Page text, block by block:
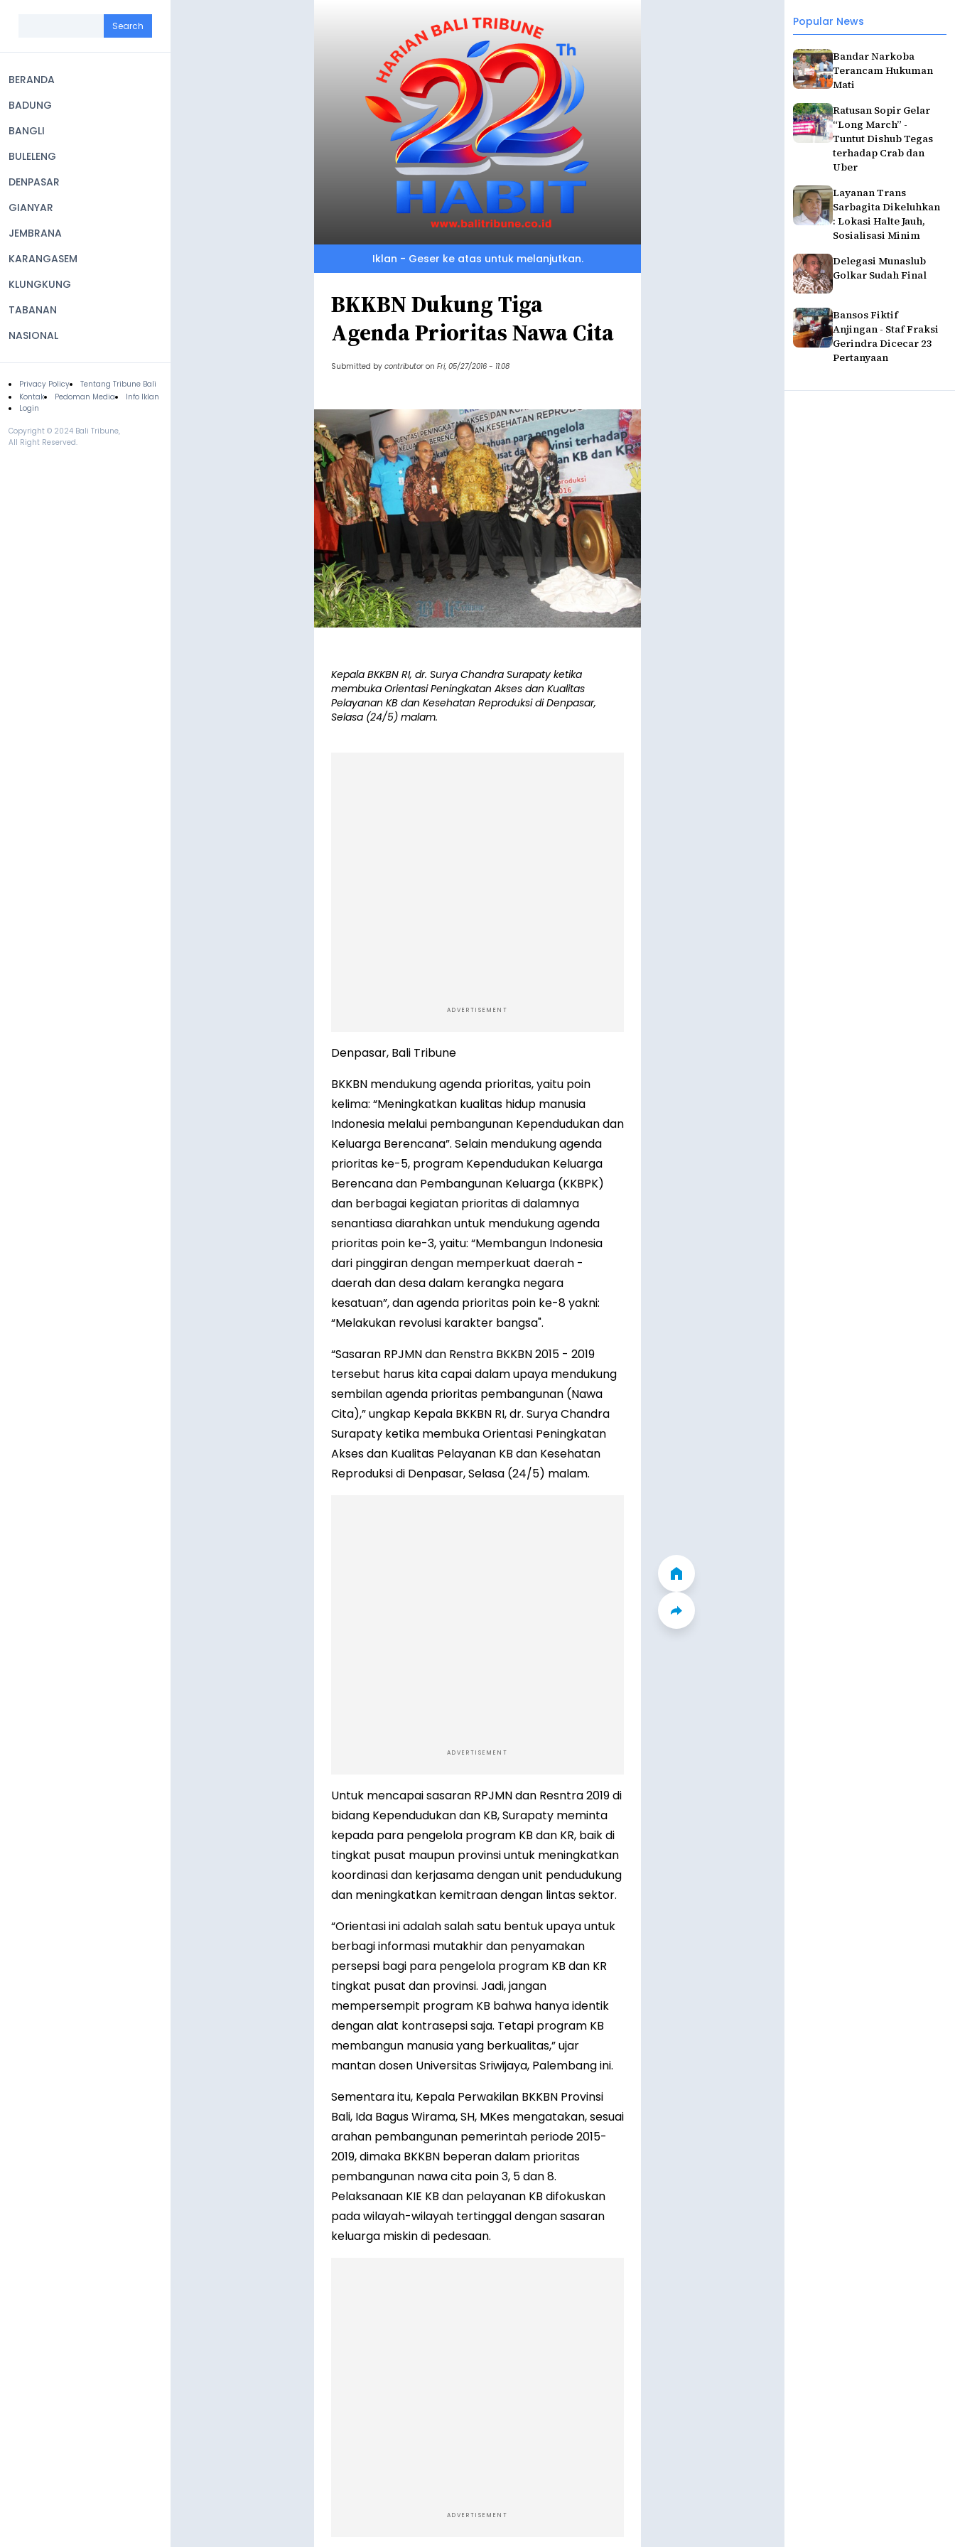
navigation
BERANDA
BADUNG
BANGLI
BULELENG
DENPASAR
GIANYAR
JEMBRANA
KARANGASEM
KLUNGKUNG
TABANAN
NASIONAL
Footer
Privacy Policy
Tentang Tribune Bali
Kontak
Pedoman Media
Info Iklan
Login
Copyright © 2024 Bali Tribune,
All Right Reserved.
Popular News
Bandar Narkoba
Terancam Hukuman
Mati
Ratusan Sopir Gelar
“Long March” -
Tuntut Dishub Tegas
terhadap Crab dan
Uber
Layanan Trans
Sarbagita Dikeluhkan
: Lokasi Halte Jauh,
Sosialisasi Minim
Delegasi Munaslub
Golkar Sudah Final
Bansos Fiktif
Anjingan - Staf Fraksi
Gerindra Dicecar 23
Pertanyaan
Iklan - Geser ke atas untuk melanjutkan.
BKKBN Dukung Tiga
Agenda Prioritas Nawa Cita
Submitted by contributor on Fri, 05/27/2016 - 11:08
Kepala BKKBN RI, dr. Surya Chandra Surapaty ketika
membuka Orientasi Peningkatan Akses dan Kualitas
Pelayanan KB dan Kesehatan Reproduksi di Denpasar,
Selasa (24/5) malam.
ADVERTISEMENT
Denpasar, Bali Tribune
BKKBN mendukung agenda prioritas, yaitu poin
kelima: “Meningkatkan kualitas hidup manusia
Indonesia melalui pembangunan Kependudukan dan
Keluarga Berencana”. Selain mendukung agenda
prioritas ke-5, program Kependudukan Keluarga
Berencana dan Pembangunan Keluarga (KKBPK)
dan berbagai kegiatan prioritas di dalamnya
senantiasa diarahkan untuk mendukung agenda
prioritas poin ke-3, yaitu: “Membangun Indonesia
dari pinggiran dengan memperkuat daerah -
daerah dan desa dalam kerangka negara
kesatuan”, dan agenda prioritas poin ke-8 yakni:
“Melakukan revolusi karakter bangsa".
“Sasaran RPJMN dan Renstra BKKBN 2015 - 2019
tersebut harus kita capai dalam upaya mendukung
sembilan agenda prioritas pembangunan (Nawa
Cita),” ungkap Kepala BKKBN RI, dr. Surya Chandra
Surapaty ketika membuka Orientasi Peningkatan
Akses dan Kualitas Pelayanan KB dan Kesehatan
Reproduksi di Denpasar, Selasa (24/5) malam.
ADVERTISEMENT
Untuk mencapai sasaran RPJMN dan Resntra 2019 di
bidang Kependudukan dan KB, Surapaty meminta
kepada para pengelola program KB dan KR, baik di
tingkat pusat maupun provinsi untuk meningkatkan
koordinasi dan kerjasama dengan unit pendudukung
dan meningkatkan kemitraan dengan lintas sektor.
“Orientasi ini adalah salah satu bentuk upaya untuk
berbagi informasi mutakhir dan penyamakan
persepsi bagi para pengelola program KB dan KR
tingkat pusat dan provinsi. Jadi, jangan
mempersempit program KB bahwa hanya identik
dengan alat kontrasepsi saja. Tetapi program KB
membangun manusia yang berkualitas,” ujar
mantan dosen Universitas Sriwijaya, Palembang ini.
Sementara itu, Kepala Perwakilan BKKBN Provinsi
Bali, Ida Bagus Wirama, SH, MKes mengatakan, sesuai
arahan pembangunan pemerintah periode 2015-
2019, dimaka BKKBN beperan dalam prioritas
pembangunan nawa cita poin 3, 5 dan 8.
Pelaksanaan KIE KB dan pelayanan KB difokuskan
pada wilayah-wilayah tertinggal dengan sasaran
keluarga miskin di pedesaan.
ADVERTISEMENT